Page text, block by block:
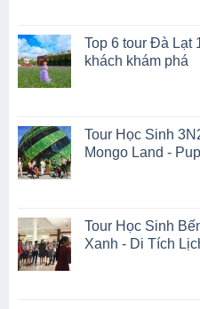
13.390.000 VND.
11.990.000 VND.
Top 6 tour Đà Lạt
khách khám phá
550.000 VND.
300.000 VND.
Tour Học Sinh
Mongo Land -
1.990.000 VND.
1.790.000 VND.
Tour Học Sinh
Xanh - Di Tích